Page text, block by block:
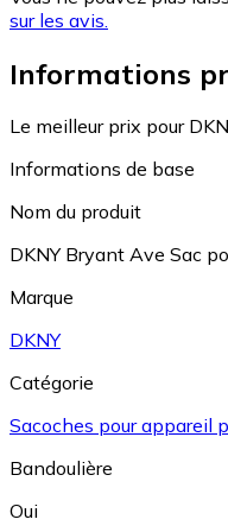
sur les avis.
Informations
Le meilleur prix pour
Informations de base
Nom du produit
DKNY Bryant Ave Sac
Marque
DKNY
Catégorie
Sacoches pour appareil
Bandoulière
Oui